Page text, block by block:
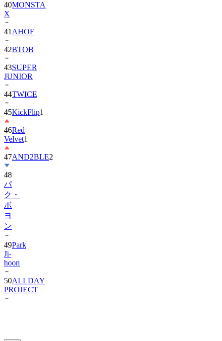
40MONSTA
X
41 AHOF
42BTOB
43SUPER
JUNIOR
44TWICE
45KickFlip1
46Red
Velvet1
47AND2BLE2
48
パ
ク・
ボ
ヨ
ン
49Park
Ji-
hoon
50ALLDAY
PROJECT